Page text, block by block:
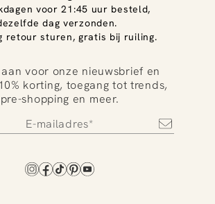
voor 21:45 uur besteld,
dag verzonden.
retour sturen, gratis bij ruiling.
voor onze nieuwsbrief en
korting, toegang tot trends,
pre-shopping en meer.